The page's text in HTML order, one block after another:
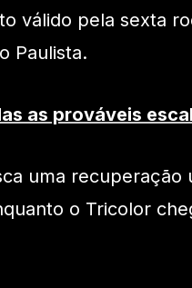
válido pela sexta
Paulista.
as prováveis
uma
o Tricolor